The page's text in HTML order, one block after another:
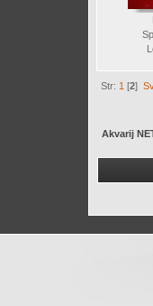
Str: 1 [2]
Akvarij